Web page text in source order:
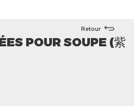
Retour
POUR SOUPE (紫